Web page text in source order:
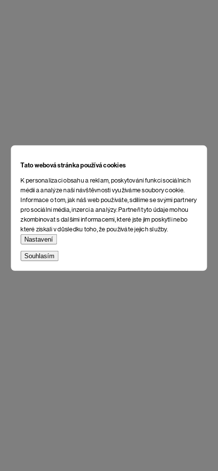
Tato webová stránka používá cookies
K personalizaci obsahu a reklam, poskytování funkcí sociálních
médií a analýze naší návštěvnosti využíváme soubory cookie.
Informace o tom, jak náš web používáte, sdílíme se svými partnery
pro sociální média, inzerci a analýzy. Partneři tyto údaje mohou
zkombinovat s dalšími informacemi, které jste jim poskytli nebo
které získali v důsledku toho, že používáte jejich služby.
Nastavení
Souhlasím